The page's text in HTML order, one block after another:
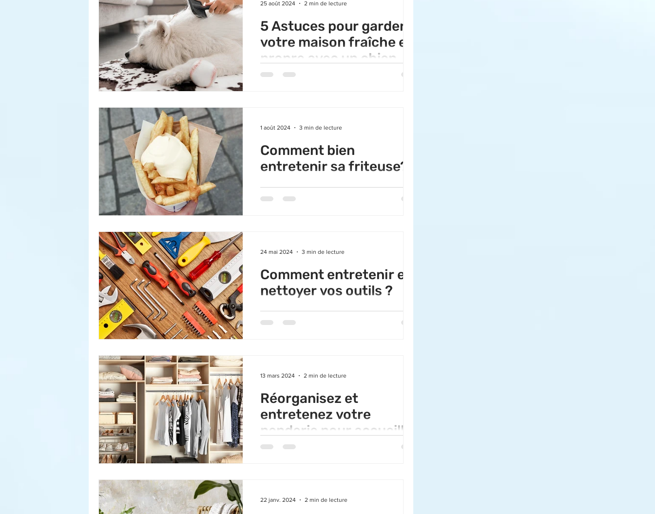
5 Astuces pour garder
votre maison fraîche et
propre avec un chien
Les amis à quatre pattes apportent tant de joie
25 août 2024 2 min de lecture
Comment bien
entretenir sa friteuse?
La friteuse est un appareil indispensable pour
préparer des frites belges croustillantes et
1 août 2024 3 min de lecture
Comment entretenir et
nettoyer vos outils ?
Ce 24 mai, c’est la journée mondiale du
bricolage ! 🛠️ Avec les beaux jours, vous
24 mai 2024 3 min de lecture
Réorganisez et
entretenez votre
penderie pour accueillir
le printemps !
Le printemps est le moment idéal pour donner
13 mars 2024 2 min de lecture
22 janv. 2024 2 min de lecture